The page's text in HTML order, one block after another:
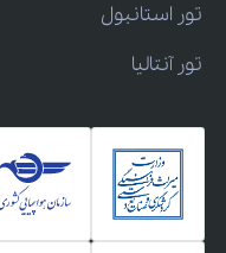
تور استانبول
تور آنتالیا